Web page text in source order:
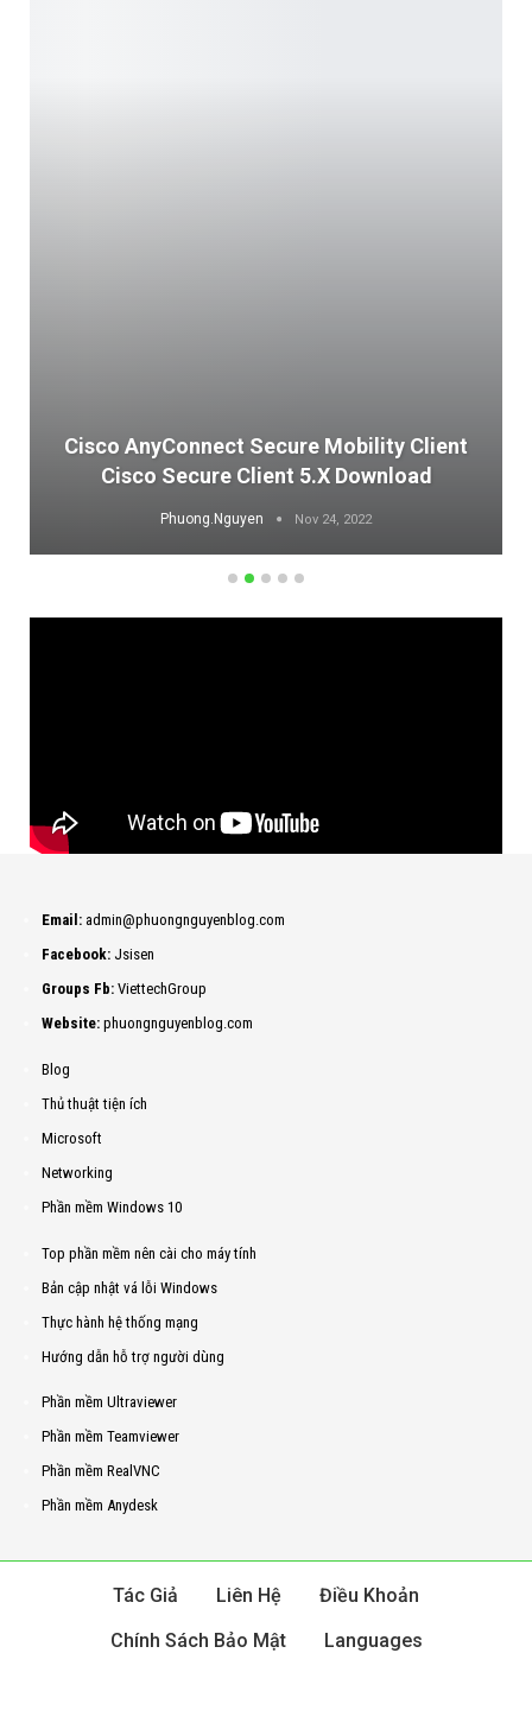
Cisco AnyConnect Secure Mobility Client
Cisco Secure Client 5.x Download
Phuong.Nguyen Nov 24, 2022
Email: admin@phuongnguyenblog.com
Facebook: Jsisen
Groups Fb: ViettechGroup
Website: phuongnguyenblog.com
Blog
Thủ thuật tiện ích
Microsoft
Networking
Phần mềm Windows 10
Top phần mềm nên cài cho máy tính
Bản cập nhật vá lỗi Windows
Thực hành hệ thống mạng
Hướng dẫn hỗ trợ người dùng
Phần mềm Ultraviewer
Phần mềm Teamviewer
Phần mềm RealVNC
Phần mềm Anydesk
Tác Giả Liên Hệ
Điều Khoản
Chính Sách Bảo Mật
Languages